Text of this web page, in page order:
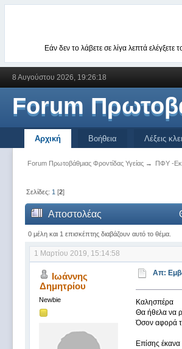
Εάν δεν το λάβετε σε λίγα λεπτά
8 Αυγούστου 2026, 19:26:18
Forum
Αρχική Βοήθεια Λέξεις
Forum Πρωτοβάθμιας Φροντίδας Υγείας→ ΠΦΥ -
Σελίδες: 1 [2]
Αποστολέας
0 μέλη και 1 επισκέπτης διαβάζουν αυτό το θέμα.
1 Μαρτίου 2019, 15:14:58
Ιωάννης
Δημητρίου
Newbie
Απ:
Καλησπέρα
Θα ήθελα να
Όσον αφορά τα
Επίσης